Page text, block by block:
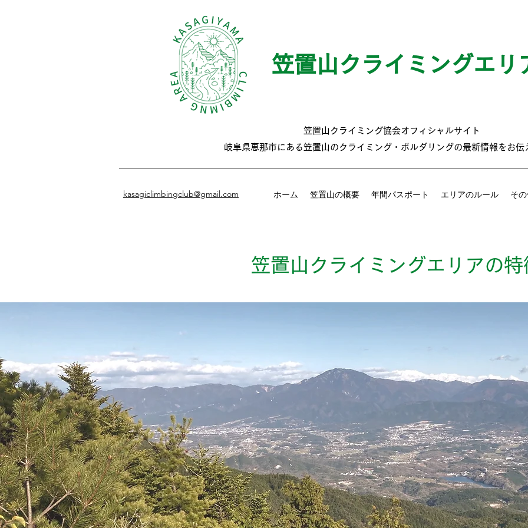
笠置山クライミングエリ
笠置山クライミング協会オフィシャルサイト
岐阜県恵那市にある笠置山のクライミング・ボルダリングの最新情報をお伝
kasagiclimbingclub@gmail.com ホーム 笠置山の概要 年間パスポート エリアのルール そ
笠置山クライミングエリアの特